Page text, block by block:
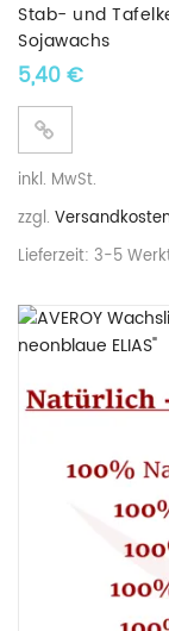
Stab- und
Sojawachs
5,40€
inkl. MwSt.
zzgl.
Lieferzeit: 3-5